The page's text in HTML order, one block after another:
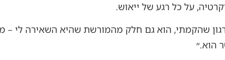
על כל רגע של ייאוש.
שהקמתי, הוא גם חלק מהמורשת שהיא השאירה לי –
הוא.״